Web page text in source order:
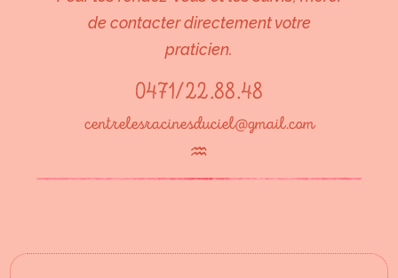
de contacter directement votre
praticien.
0471/22.88.48
centrelesracinesduciel@gmail.com
♒︎